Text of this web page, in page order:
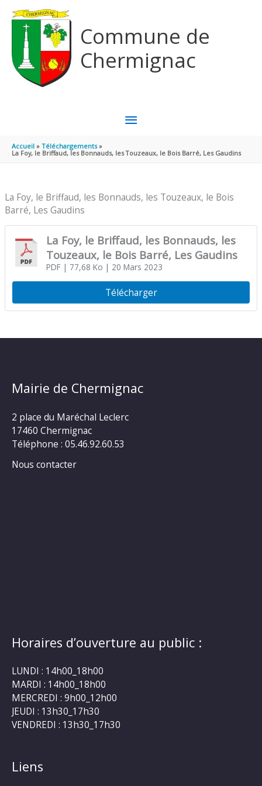
Commune de
Chermignac
MENU
PRINCIPAL
Accueil
Téléchargements
La Foy, le Briffaud, les Bonnauds, les Touzeaux, le Bois Barré, Les Gaudins
La Foy, le Briffaud, les Bonnauds, les Touzeaux, le Bois
Barré, Les Gaudins
La Foy, le Briffaud, les Bonnauds, les
Touzeaux, le Bois Barré, Les Gaudins
PDF| 77,68 Ko | 20 Mars 2023
Télécharger
Mairie de Chermignac
2 place du Maréchal Leclerc
17460 Chermignac
Téléphone : 05.46.92.60.53
Nous contacter
Horaires d’ouverture au public :
LUNDI : 14h00_18h00
MARDI : 14h00_18h00
MERCREDI : 9h00_12h00
JEUDI : 13h30_17h30
VENDREDI : 13h30_17h30
Liens